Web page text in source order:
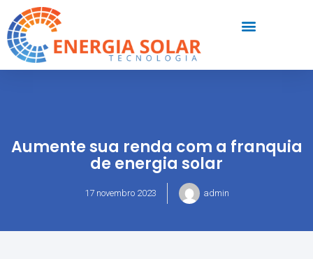
Aumente sua renda com a franquia
de energia solar
17 novembro 2023 admin